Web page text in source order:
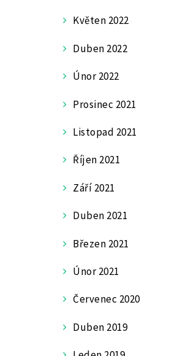
Květen 2022
Duben 2022
Únor 2022
Prosinec 2021
Listopad 2021
Říjen 2021
Září 2021
Duben 2021
Březen 2021
Únor 2021
Červenec 2020
Duben 2019